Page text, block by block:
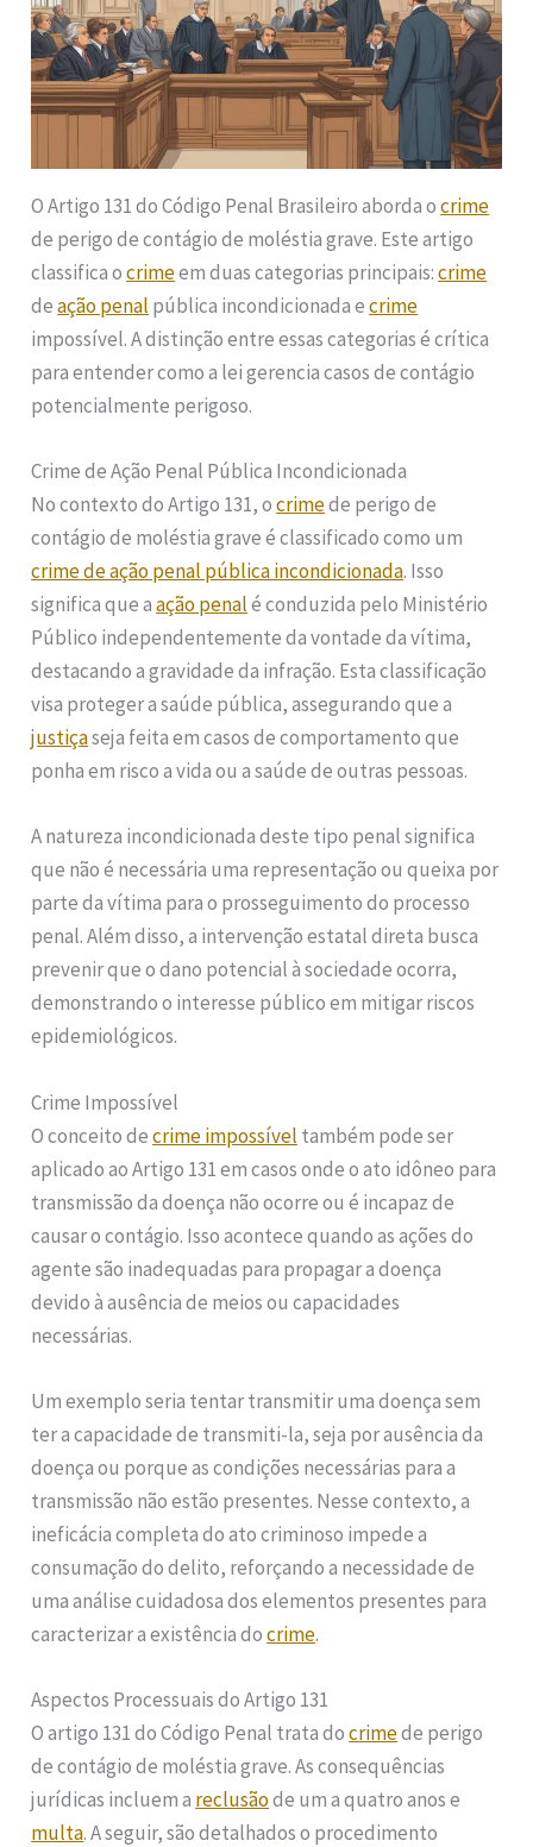
O Artigo 131 do Código Penal Brasileiro aborda ocrime
de perigo de contágio de moléstia grave. Este artigo
classifica ocrimeem duas categorias principais:crime
deação penal pública incondicionada ecrime
impossível. A distinção entre essas categorias é crítica
para entender como a lei gerencia casos de contágio
potencialmente perigoso.
Crime de Ação Penal Pública Incondicionada
No contexto do Artigo 131, ocrimede perigo de
contágio de moléstia grave é classificado como um
crime de ação penal pública incondicionada. Isso
significa que aação penalé conduzida pelo Ministério
Público independentemente da vontade da vítima,
destacando a gravidade da infração. Esta classificação
visa proteger a saúde pública, assegurando que a
justiçaseja feita em casos de comportamento que
ponha em risco a vida ou a saúde de outras pessoas.
A natureza incondicionada deste tipo penal significa
que não é necessária uma representação ou queixa por
parte da vítima para o prosseguimento do processo
penal. Além disso, a intervenção estatal direta busca
prevenir que o dano potencial à sociedade ocorra,
demonstrando o interesse público em mitigar riscos
epidemiológicos.
Crime Impossível
O conceito decrime impossível também pode ser
aplicado ao Artigo 131 em casos onde o ato idôneo para
transmissão da doença não ocorre ou é incapaz de
causar o contágio. Isso acontece quando as ações do
agente são inadequadas para propagar a doença
devido à ausência de meios ou capacidades
necessárias.
Um exemplo seria tentar transmitir uma doença sem
ter a capacidade de transmiti-la, seja por ausência da
doença ou porque as condições necessárias para a
transmissão não estão presentes. Nesse contexto, a
ineficácia completa do ato criminoso impede a
consumação do delito, reforçando a necessidade de
uma análise cuidadosa dos elementos presentes para
caracterizar a existência docrime.
Aspectos Processuais do Artigo 131
O artigo 131 do Código Penal trata docrimede perigo
de contágio de moléstia grave. As consequências
jurídicas incluem a reclusãode um a quatro anos e
multa. A seguir, são detalhados o procedimento